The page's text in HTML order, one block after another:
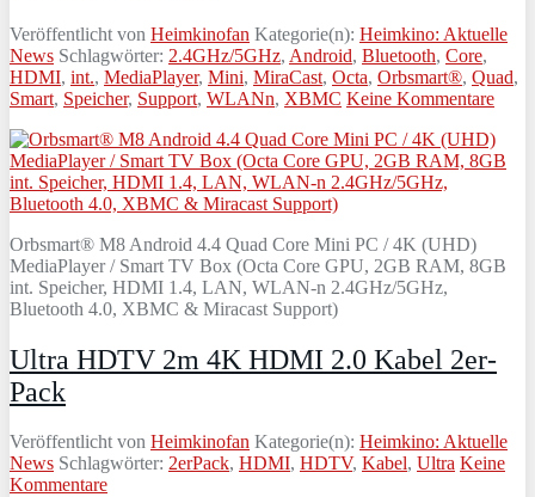
Veröffentlicht von Heimkinofan Kategorie(n): Heimkino: Aktuelle
News Schlagwörter: 2.4GHz/5GHz, Android, Bluetooth, Core,
HDMI, int., MediaPlayer, Mini, MiraCast, Octa, Orbsmart®, Quad,
Smart, Speicher, Support, WLANn, XBMC Keine Kommentare
Orbsmart® M8 Android 4.4 Quad Core Mini PC / 4K (UHD)
MediaPlayer / Smart TV Box (Octa Core GPU, 2GB RAM, 8GB
int. Speicher, HDMI 1.4, LAN, WLAN-n 2.4GHz/5GHz,
Bluetooth 4.0, XBMC & Miracast Support)
Ultra HDTV 2m 4K HDMI 2.0 Kabel 2er-
Pack
Veröffentlicht von Heimkinofan Kategorie(n): Heimkino: Aktuelle
News Schlagwörter: 2erPack, HDMI, HDTV, Kabel, Ultra Keine
Kommentare